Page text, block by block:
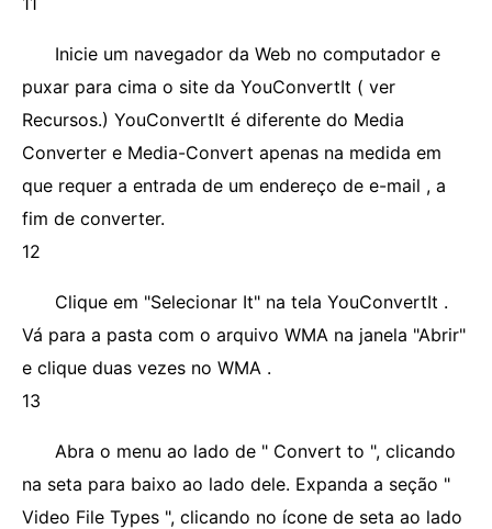
Inicie um navegador da Web no computador e
puxar para cima o site da YouConvertIt ( ver
Recursos.) YouConvertIt é diferente do Media
Converter e Media-Convert apenas na medida em
que requer a entrada de um endereço de e-mail , a
fim de converter.
12
Clique em "Selecionar It" na tela YouConvertIt .
Vá para a pasta com o arquivo WMA na janela "Abrir"
e clique duas vezes no WMA .
13
Abra o menu ao lado de " Convert to ", clicando
na seta para baixo ao lado dele. Expanda a seção "
Video File Types ", clicando no ícone de seta ao lado